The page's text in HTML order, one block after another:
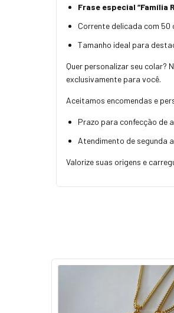
Frase especial “Família
Corrente delicada com 50
Tamanho ideal para
Quer personalizar seu colar?
exclusivamente para você.
Aceitamos encomendas e
Prazo para confecção de
Atendimento de segunda
Valorize suas origens e